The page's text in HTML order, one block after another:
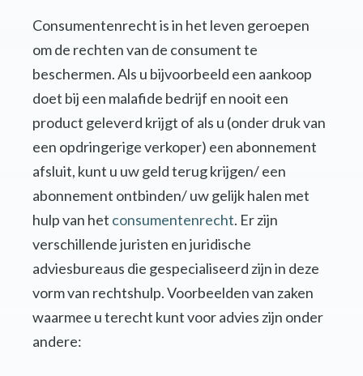
Consumentenrecht is in het leven geroepen
om de rechten van de consument te
beschermen. Als u bijvoorbeeld een aankoop
doet bij een malafide bedrijf en nooit een
product geleverd krijgt of als u (onder druk van
een opdringerige verkoper) een abonnement
afsluit, kunt u uw geld terug krijgen/ een
abonnement ontbinden/ uw gelijk halen met
hulp van het consumentenrecht. Er zijn
verschillende juristen en juridische
adviesbureaus die gespecialiseerd zijn in deze
vorm van rechtshulp. Voorbeelden van zaken
waarmee u terecht kunt voor advies zijn onder
andere: